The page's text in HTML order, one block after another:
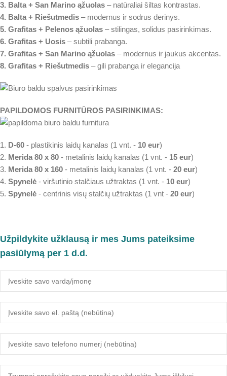
3. Balta + San Marino ąžuolas – natūraliai šiltas kontrastas.
4. Balta + Riešutmedis – modernus ir sodrus derinys.
5. Grafitas + Pelenos ąžuolas – stilingas, solidus pasirinkimas.
6. Grafitas + Uosis – subtili prabanga.
7. Grafitas + San Marino ąžuolas – modernus ir jaukus akcentas.
8. Grafitas + Riešutmedis – gili prabanga ir elegancija
PAPILDOMOS FURNITŪROS PASIRINKIMAS:
1. D-60 - plastikinis laidų kanalas (1 vnt. - 10 eur)
2. Merida 80 x 80 - metalinis laidų kanalas (1 vnt. - 15 eur)
3. Merida 80 x 160 - metalinis laidų kanalas (1 vnt. - 20 eur)
4. Spynelė - viršutinio stalčiaus užtraktas (1 vnt. - 10 eur)
5. Spynelė - centrinis visų stalčių užtraktas (1 vnt - 20 eur)
Užpildykite užklausą ir mes Jums pateiksime
pasiūlymą per 1 d.d.